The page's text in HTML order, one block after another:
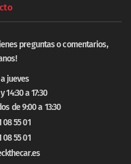
preguntas o comentarios,
jueves
14:30 a 17:30
de 9:00 a 13:30
08 55 01
08 55 01